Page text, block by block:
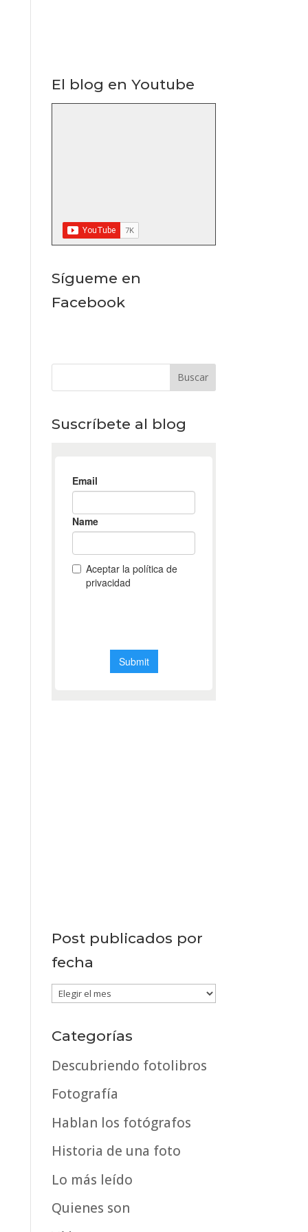
El blog en Youtube
Sígueme en
Facebook
Suscríbete al blog
Post publicados por
fecha
Post
por
fecha
Categorías
Descubriendo fotolibros
Fotografía
Hablan los fotógrafos
Historia de una foto
Lo más leído
Quienes son